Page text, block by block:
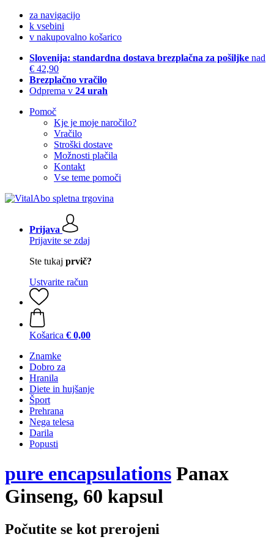
za navigacijo
k vsebini
v nakupovalno košarico
Slovenija: standardna dostava brezplačna za pošiljke nad
€ 42,90
Brezplačno vračilo
Odprema v 24 urah
Pomoč
Kje je moje naročilo?
Vračilo
Stroški dostave
Možnosti plačila
Kontakt
Vse teme pomoči
Prijava
Prijavite se zdaj
Ste tukaj prvič?
Ustvarite račun
Košarica € 0,00
Znamke
Dobro za
Hranila
Diete in hujšanje
Šport
Prehrana
Nega telesa
Darila
Popusti
pure encapsulations Panax
Ginseng, 60 kapsul
Počutite se kot prerojeni